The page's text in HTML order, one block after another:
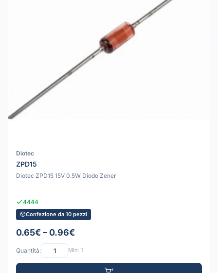
Diotec
ZPD15
Diotec ZPD15 15V 0.5W Diodo Zener
4444
Confezione da 10 pezzi
0.65€ – 0.96€
Quantità: Min: 1